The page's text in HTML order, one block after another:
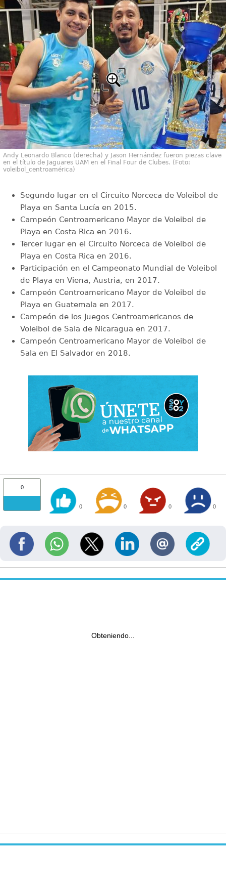
Andy Leonardo Blanco (derecha) y Jason Hernández fueron piezas clave
en el título de Jaguares UAM en el Final Four de Clubes. (Foto:
voleibol_centroamérica)
Segundo lugar en el Circuito Norceca de Voleibol de
Playa en Santa Lucía en 2015.
Campeón Centroamericano Mayor de Voleibol de
Playa en Costa Rica en 2016.
Tercer lugar en el Circuito Norceca de Voleibol de
Playa en Costa Rica en 2016.
Participación en el Campeonato Mundial de Voleibol
de Playa en Viena, Austria, en 2017.
Campeón Centroamericano Mayor de Voleibol de
Playa en Guatemala en 2017.
Campeón de los Juegos Centroamericanos de
Voleibol de Sala de Nicaragua en 2017.
Campeón Centroamericano Mayor de Voleibol de
Sala en El Salvador en 2018.
0
0 0 0 0
Obteniendo...